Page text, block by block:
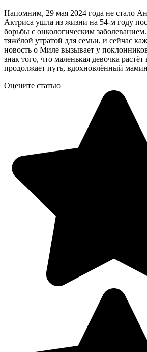
Напомним, 29 мая 2024 года не стало
Актриса ушла из жизни на 54-м году
борьбы с онкологическим
тяжёлой утратой для семьи, и сейчас
новость о Миле вызывает у
знак того, что маленькая девочка
продолжает путь, вдохновлённый
Оцените статью